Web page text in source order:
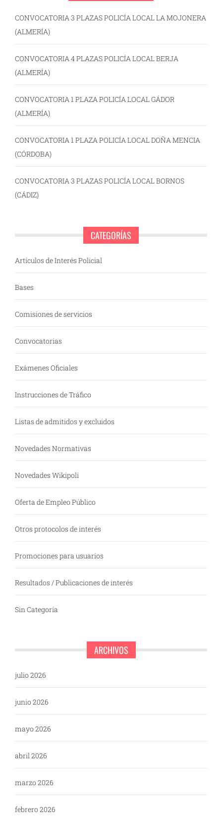
CONVOCATORIA 3 PLAZAS POLICÍA LOCAL LA MOJONERA
(ALMERÍA)
CONVOCATORIA 4 PLAZAS POLICÍA LOCAL BERJA
(ALMERÍA)
CONVOCATORIA 1 PLAZA POLICÍA LOCAL GÁDOR
(ALMERÍA)
CONVOCATORIA 1 PLAZA POLICÍA LOCAL DOÑA MENCIA
(CÓRDOBA)
CONVOCATORIA 3 PLAZAS POLICÍA LOCAL BORNOS
(CÁDIZ)
CATEGORÍAS
Artículos de Interés Policial
Bases
Comisiones de servicios
Convocatorias
Exámenes Oficiales
Instrucciones de Tráfico
Listas de admitidos y excluidos
Novedades Normativas
Novedades Wikipoli
Oferta de Empleo Público
Otros protocolos de interés
Promociones para usuarios
Resultados / Publicaciones de interés
Sin Categoría
ARCHIVOS
julio 2026
junio 2026
mayo 2026
abril 2026
marzo 2026
febrero 2026